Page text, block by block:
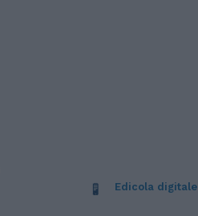
Edicola digitale